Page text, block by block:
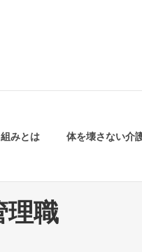
みとは 体を壊さない介
理職